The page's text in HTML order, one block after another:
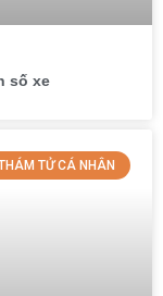
số xe
TỬ CÁ NHÂN